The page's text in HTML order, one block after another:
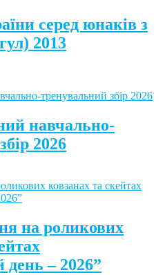
серед юнаків з
2013
навчально-
2026
на роликових
день – 2026”